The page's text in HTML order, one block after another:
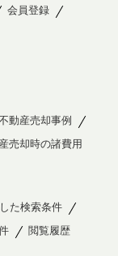
会員登録
動産売却事例
売却時の諸費用
た検索条件
閲覧履歴